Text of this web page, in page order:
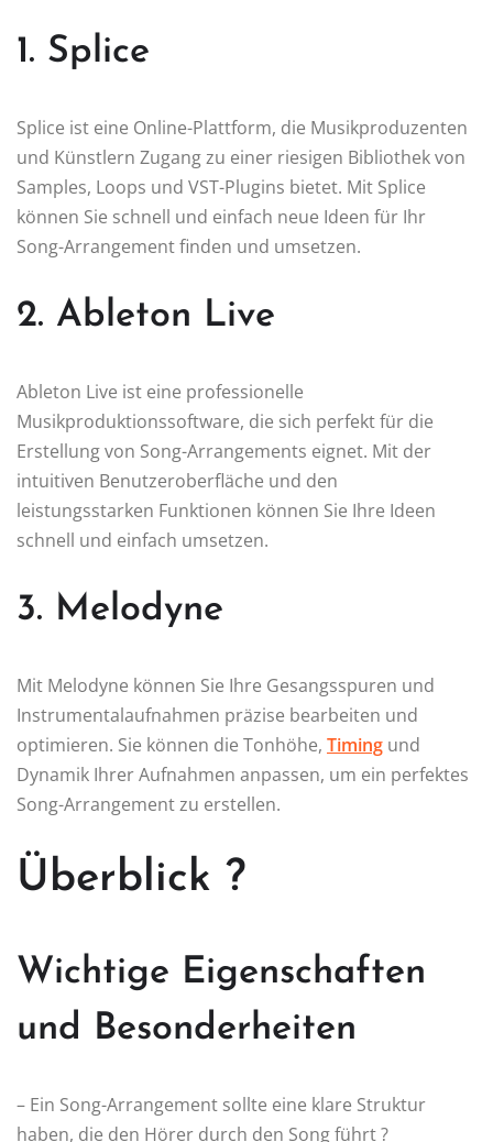
1. Splice
Splice ist eine Online-Plattform, die Musikproduzenten
und Künstlern Zugang zu einer riesigen Bibliothek von
Samples, Loops und VST-Plugins bietet. Mit Splice
können Sie schnell und einfach neue Ideen für Ihr
Song-Arrangement finden und umsetzen.
2. Ableton Live
Ableton Live ist eine professionelle
Musikproduktionssoftware, die sich perfekt für die
Erstellung von Song-Arrangements eignet. Mit der
intuitiven Benutzeroberfläche und den
leistungsstarken Funktionen können Sie Ihre Ideen
schnell und einfach umsetzen.
3. Melodyne
Mit Melodyne können Sie Ihre Gesangsspuren und
Instrumentalaufnahmen präzise bearbeiten und
optimieren. Sie können die Tonhöhe, Timing und
Dynamik Ihrer Aufnahmen anpassen, um ein perfektes
Song-Arrangement zu erstellen.
Überblick ?
Wichtige Eigenschaften
und Besonderheiten
– Ein Song-Arrangement sollte eine klare Struktur
haben, die den Hörer durch den Song führt ?